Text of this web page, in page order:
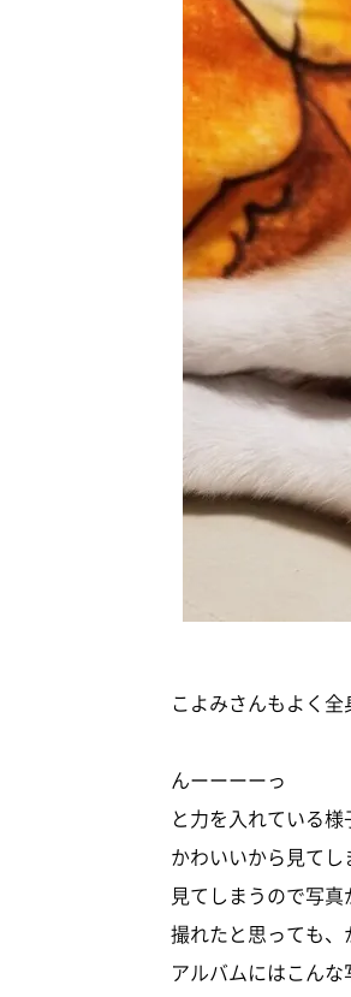
こよみさんもよく全
んーーーーっ
と力を入れている様
かわいいから見てし
見てしまうので写
撮れたと思っても、
アルバムにはこんな